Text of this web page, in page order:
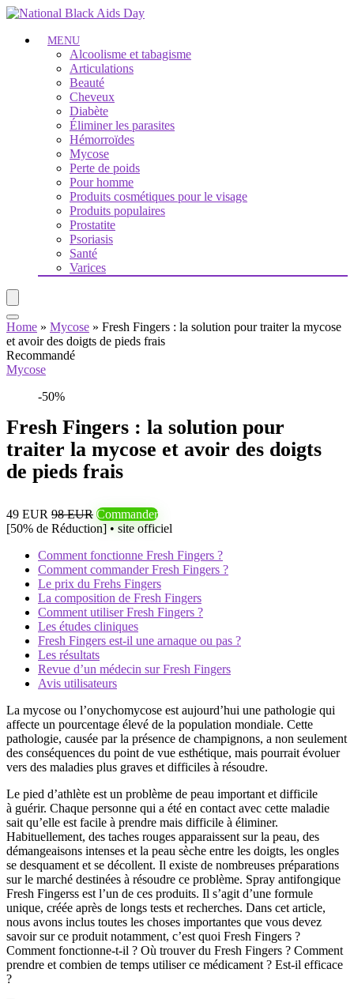
MENU
Alcoolisme et tabagisme
Articulations
Beauté
Cheveux
Diabète
Éliminer les parasites
Hémorroïdes
Mycose
Perte de poids
Pour homme
Produits cosmétiques pour le visage
Produits populaires
Prostatite
Psoriasis
Santé
Varices
Home » Mycose » Fresh Fingers : la solution pour traiter la mycose
et avoir des doigts de pieds frais
Recommandé
Mycose
-50%
Fresh Fingers : la solution pour
traiter la mycose et avoir des doigts
de pieds frais
49 EUR 98 EUR Commander
[50% de Réduction] • site officiel
Comment fonctionne Fresh Fingers ?
Comment commander Fresh Fingers ?
Le prix du Frehs Fingers
La composition de Fresh Fingers
Comment utiliser Fresh Fingers ?
Les études cliniques
Fresh Fingers est-il une arnaque ou pas ?
Les résultats
Revue d’un médecin sur Fresh Fingers
Avis utilisateurs
La mycose ou l’onychomycose est aujourd’hui une pathologie qui
affecte un pourcentage élevé de la population mondiale. Cette
pathologie, causée par la présence de champignons, a non seulement
des conséquences du point de vue esthétique, mais pourrait évoluer
vers des maladies plus graves et difficiles à résoudre.
Le pied d’athlète est un problème de peau important et difficile
à guérir. Chaque personne qui a été en contact avec cette maladie
sait qu’elle est facile à prendre mais difficile à éliminer.
Habituellement, des taches rouges apparaissent sur la peau, des
démangeaisons intenses et la peau sèche entre les doigts, les ongles
se desquament et se décollent. Il existe de nombreuses préparations
sur le marché destinées à résoudre ce problème. Spray antifongique
Fresh Fingerss est l’un de ces produits. Il s’agit d’une formule
unique, créée après de longs tests et recherches. Dans cet article,
nous avons inclus toutes les choses importantes que vous devez
savoir sur ce produit notamment, c’est quoi Fresh Fingers ?
Comment fonctionne-t-il ? Où trouver du Fresh Fingers ? Comment
prendre et combien de temps utiliser ce médicament ? Est-il efficace
?